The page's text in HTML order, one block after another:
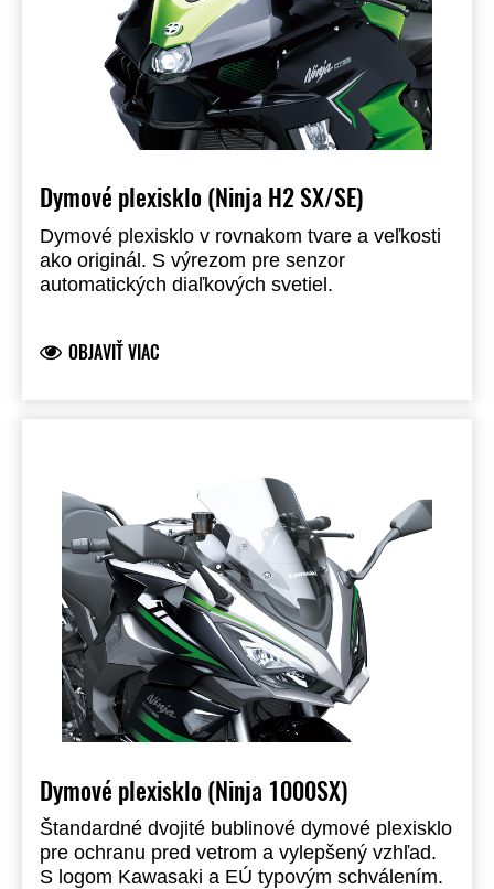
Dymové plexisklo (Ninja H2 SX/SE)
Dymové plexisklo v rovnakom tvare a veľkosti
ako originál. S výrezom pre senzor
automatických diaľkových svetiel.
OBJAVIŤ VIAC
Dymové plexisklo (Ninja 1000SX)
Štandardné dvojité bublinové dymové plexisklo
pre ochranu pred vetrom a vylepšený vzhľad.
S logom Kawasaki a EÚ typovým schválením.